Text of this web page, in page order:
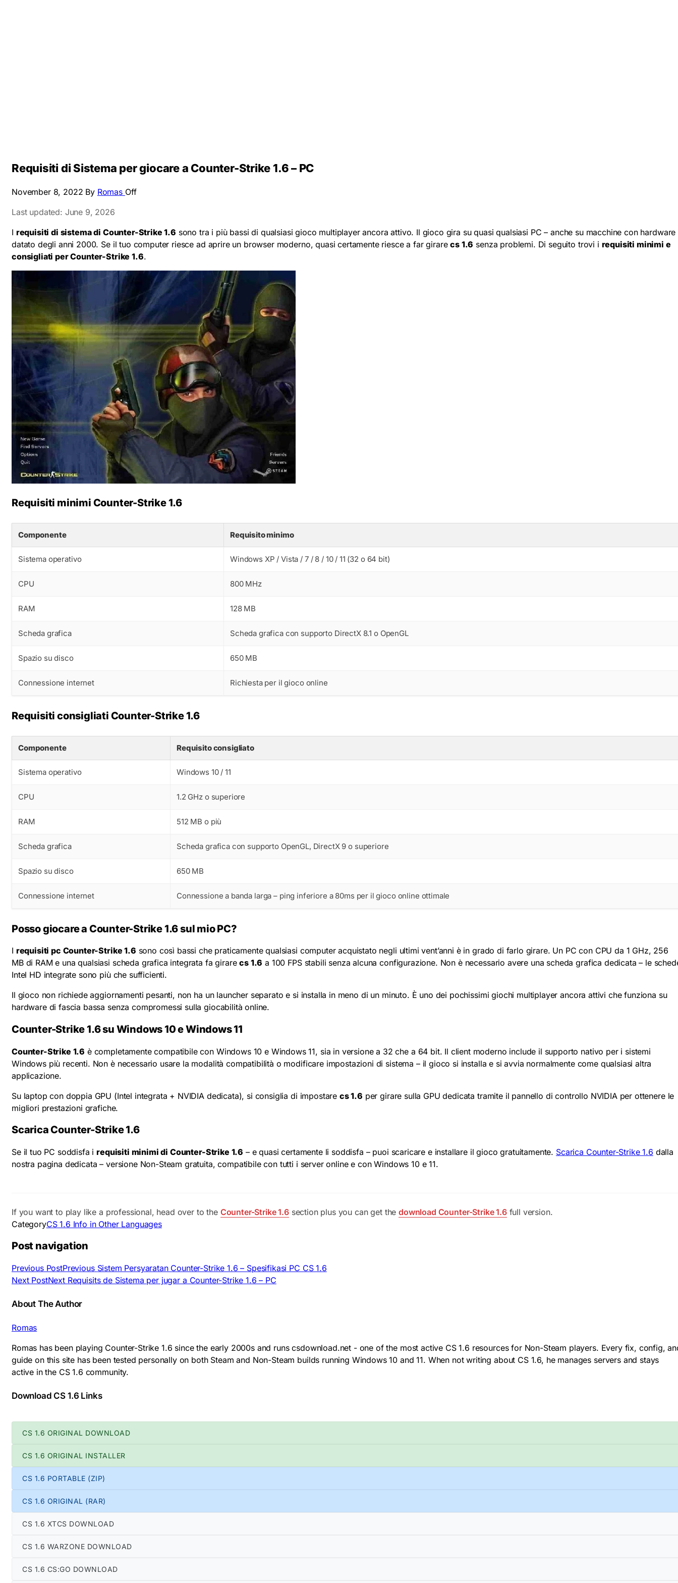
Requisiti di Sistema per giocare a Counter-Strike 1.6 – PC
November 8, 2022 By Romas Off
Last updated: June 9, 2026
I requisiti di sistema di Counter-Strike 1.6 sono tra i più bassi di qualsiasi gioco multiplayer ancora attivo. Il gioco gira su quasi qualsiasi PC – anche su macchine con hardware
datato degli anni 2000. Se il tuo computer riesce ad aprire un browser moderno, quasi certamente riesce a far girarecs 1.6 senza problemi. Di seguito trovi i requisiti minimi e
consigliati per Counter-Strike 1.6.
Requisiti minimi Counter-Strike 1.6
Componente Requisito minimo
Sistema operativo Windows XP / Vista / 7 / 8 / 10 / 11 (32 o 64 bit)
CPU 800 MHz
RAM 128 MB
Scheda grafica Scheda grafica con supporto DirectX 8.1 o OpenGL
Spazio su disco 650 MB
Connessione internet Richiesta per il gioco online
Requisiti consigliati Counter-Strike 1.6
Componente Requisito consigliato
Sistema operativo Windows 10 / 11
CPU 1.2 GHz o superiore
RAM 512 MB o più
Scheda grafica Scheda grafica con supporto OpenGL, DirectX 9 o superiore
Spazio su disco 650 MB
Connessione internet Connessione a banda larga – ping inferiore a 80ms per il gioco online ottimale
Posso giocare a Counter-Strike 1.6 sul mio PC?
I requisiti pc Counter-Strike 1.6 sono così bassi che praticamente qualsiasi computer acquistato negli ultimi vent’anni è in grado di farlo girare. Un PC con CPU da 1 GHz, 256
MB di RAM e una qualsiasi scheda grafica integrata fa girarecs 1.6 a 100 FPS stabili senza alcuna configurazione. Non è necessario avere una scheda grafica dedicata – le
Intel HD integrate sono più che sufficienti.
Il gioco non richiede aggiornamenti pesanti, non ha un launcher separato e si installa in meno di un minuto. È uno dei pochissimi giochi multiplayer ancora attivi che funziona su
hardware di fascia bassa senza compromessi sulla giocabilità online.
Counter-Strike 1.6 su Windows 10 e Windows 11
Counter-Strike 1.6 è completamente compatibile con Windows 10 e Windows 11, sia in versione a 32 che a 64 bit. Il client moderno include il supporto nativo per i sistemi
Windows più recenti. Non è necessario usare la modalità compatibilità o modificare impostazioni di sistema – il gioco si installa e si avvia normalmente come qualsiasi altra
applicazione.
Su laptop con doppia GPU (Intel integrata + NVIDIA dedicata), si consiglia di impostare cs 1.6 per girare sulla GPU dedicata tramite il pannello di controllo NVIDIA per ottenere le
migliori prestazioni grafiche.
Scarica Counter-Strike 1.6
Se il tuo PC soddisfa irequisiti minimi di Counter-Strike 1.6 – e quasi certamente li soddisfa – puoi scaricare e installare il gioco gratuitamente. Scarica Counter-Strike 1.6 dalla
nostra pagina dedicata – versione Non-Steam gratuita, compatibile con tutti i server online e con Windows 10 e 11.
If you want to play like a professional, head over to the Counter-Strike 1.6section plus you can get thedownload Counter-Strike 1.6full version.
CategoryCS 1.6 Info in Other Languages
Post navigation
Previous PostPrevious Sistem Persyaratan Counter-Strike 1.6 – Spesifikasi PC CS 1.6
Next PostNext Requisits de Sistema per jugar a Counter-Strike 1.6 – PC
About The Author
Romas
Romas has been playing Counter-Strike 1.6 since the early 2000s and runs csdownload.net - one of the most active CS 1.6 resources for Non-Steam players. Every fix, config,
guide on this site has been tested personally on both Steam and Non-Steam builds running Windows 10 and 11. When not writing about CS 1.6, he manages servers and stays
active in the CS 1.6 community.
Download CS 1.6 Links
CS 1.6 ORIGINAL DOWNLOAD
CS 1.6 ORIGINAL INSTALLER
CS 1.6 PORTABLE (ZIP)
CS 1.6 ORIGINAL (RAR)
CS 1.6 XTCS DOWNLOAD
CS 1.6 WARZONE DOWNLOAD
CS 1.6 CS:GO DOWNLOAD